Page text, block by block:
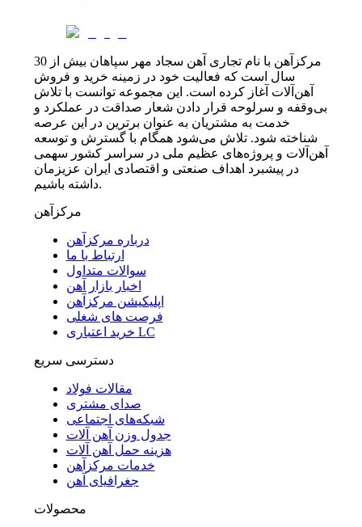
مرکزآهن با نام تجاری آهن سجاد مهر سپاهان بیش از 30
سال است که فعالیت خود در زمینه خرید و فروش
آهن‌آلات آغاز کرده است. این مجموعه توانست با تلاش
بی‌وقفه و سرلوحه قرار دادن شعار صداقت در عملکرد و
خدمت به مشتریان به عنوان برترین در این عرصه
شناخته شود. تلاش می‌شود همگام با گسترش و توسعه
آهن‌آلات و پروژه‌های عظیم ملی در سراسر کشور سهمی
در پیشبرد اهداف صنعتی و اقتصادی ایران عزیزمان
داشته باشیم.
مرکزآهن
درباره مرکزآهن
ارتباط با ما
سوالات متداول
اخبار بازار آهن
اپلیکیشن مرکزآهن
فرصت های شغلی
خرید اعتباری LC
دسترسی سریع
مقالات فولاد
صدای مشتری
شبکه‌های اجتماعی
جدول وزن آهن آلات
هزینه حمل آهن آلات
خدمات مرکزآهن
جغرافیای آهن
محصولات